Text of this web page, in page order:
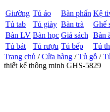
Giường Tủ áo Bàn phấn Kệ
Tủ tab Tủ giày Bàn trà
Ghế
Bàn LV Bàn học Giá sách Bàn
Tủ bát Tủ rượu Tủ bếp
Tủ
Trang chủ /Cửa hàng /Tủ gỗ /
thiết kế thông minh GHS-5829